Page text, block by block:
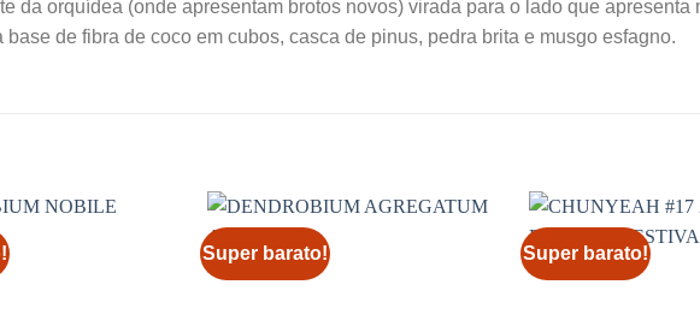
da orquídea (onde apresentam brotos novos) virada para o lado que apresenta
de fibra de coco em cubos, casca de pinus, pedra brita e musgo esfagno.
Super barato! Super barato!